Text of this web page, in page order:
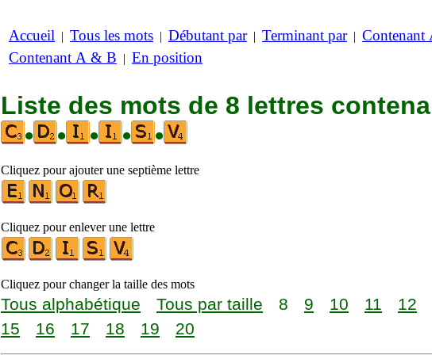
Accueil | Tous les mots | Débutant par| Terminant par| Contenant
Contenant A & B | En position
Liste des mots de 8 lettres
•
• • • •
Cliquez pour ajouter une septième lettre
Cliquez pour enlever une lettre
Cliquez pour changer la taille des mots
Tous alphabétique Tous par taille 8 9 10 11
12
15
16 17 18 19 20